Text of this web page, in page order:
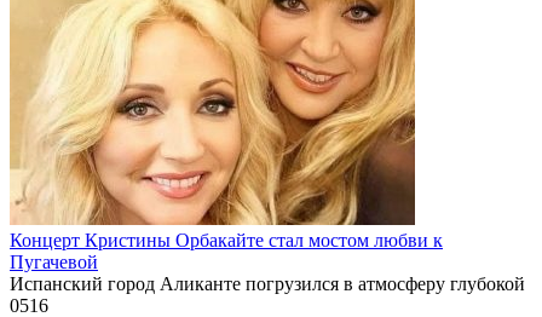
Концерт Кристины Орбакайте стал мостом любви к
Пугачевой
Испанский город Аликанте погрузился в атмосферу глубокой
0516